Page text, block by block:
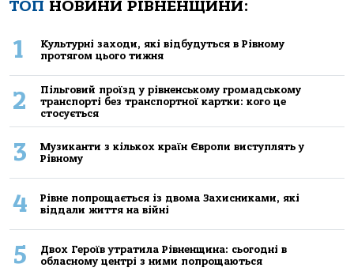
ТОП НОВИНИ РІВНЕНЩИНИ:
1
Культурні заходи, які відбудуться в Рівному
протягом цього тижня
2
Пільговий проїзд у рівненському громадському
транспорті без транспортної картки: кого це
стосується
3
Музиканти з кількох країн Європи виступлять у
Рівному
4
Рівне попрощається із двома Захисниками, які
віддали життя на війні
5
Двох Героїв утратила Рівненщина: сьогодні в
обласному центрі з ними попрощаються